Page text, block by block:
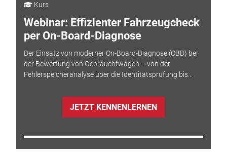
Kurs
Webinar: Effizienter Fahrzeugcheck
per On-Board-Diagnose
Der Einsatz von moderner On-Board-Diagnose (OBD) bei
der Bewertung von Gebrauchtwagen – von der
Fehlerspeicheranalyse über die Identitätsprüfung bis...
JETZT KENNENLERNEN